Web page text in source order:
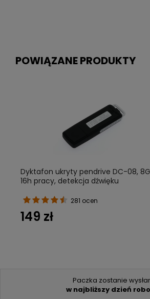
POWIĄZANE PRODUKTY
Dyktafon ukryty pendrive DC-08,
16h pracy, detekcja dźwięku
281 ocen
149 zł
Paczka zostanie
w najbliższy dzień